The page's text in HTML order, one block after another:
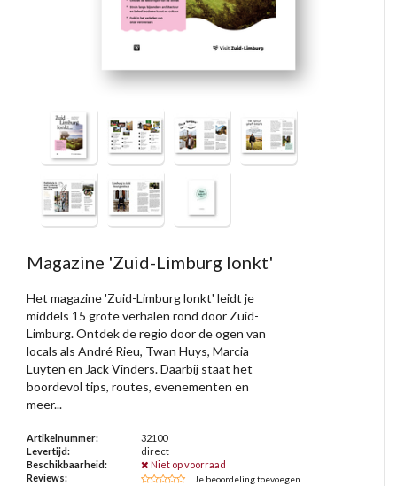
Magazine 'Zuid-Limburg lonkt'
Het magazine 'Zuid-Limburg lonkt' leidt je
middels 15 grote verhalen rond door Zuid-
Limburg. Ontdek de regio door de ogen van
locals als André Rieu, Twan Huys, Marcia
Luyten en Jack Vinders. Daarbij staat het
boordevol tips, routes, evenementen en
meer...
Artikelnummer:
32100
Levertijd:
direct
Beschikbaarheid:
Niet op voorraad
Reviews:
| Je beoordeling toevoegen